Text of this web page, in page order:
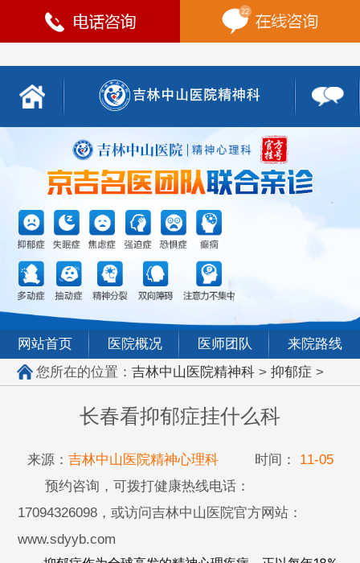
网站首页 医院概况 医师团队
来院路线
您所在的位置： 吉林中山医院精神科> 抑郁症 >
长春看抑郁症挂什么科
来源： 吉林中山医院精神心理科时间：
11-05
预约咨询，可拨打健康热线电话：
17094326098，或访问吉林中山医院官方网站：
www.sdyyb.com